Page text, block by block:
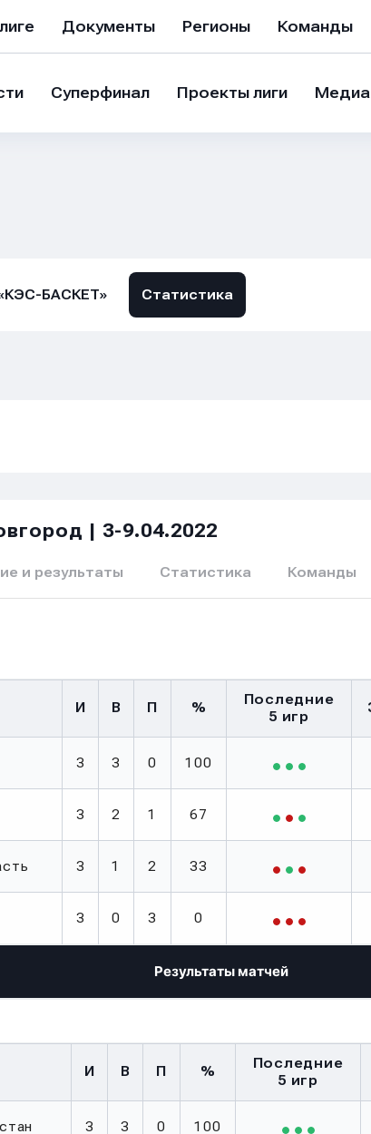
Документы Регионы Команды
Суперфинал Проекты лиги Медиа
БАСКЕТ» Статистика